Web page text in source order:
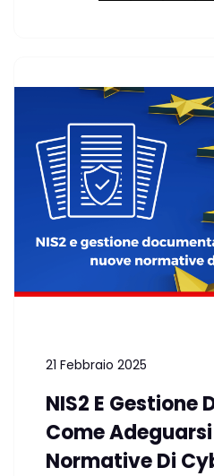
21 Febbraio 2025
NIS2 E Gestione
Come
Normative Di